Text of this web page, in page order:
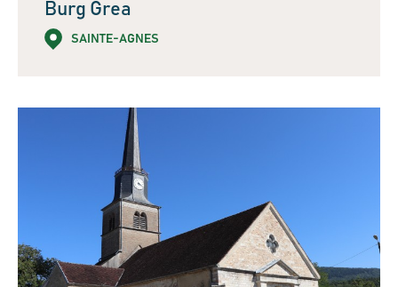
Burg Grea
SAINTE-AGNES